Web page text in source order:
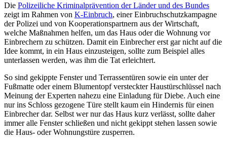
Die Polizeiliche Kriminalprävention der Länder und des Bundes
zeigt im Rahmen von K-Einbruch, einer Einbruchschutzkampagne
der Polizei und von Kooperationspartnern aus der Wirtschaft,
welche Maßnahmen helfen, um das Haus oder die Wohnung vor
Einbrechern zu schützen. Damit ein Einbrecher erst gar nicht auf die
Idee kommt, in ein Haus einzusteigen, sollte zum Beispiel alles
unterlassen werden, was ihm die Tat erleichtert.
So sind gekippte Fenster und Terrassentüren sowie ein unter der
Fußmatte oder einem Blumentopf versteckter Haustürschlüssel nach
Meinung der Experten nahezu eine Einladung für Diebe. Auch eine
nur ins Schloss gezogene Türe stellt kaum ein Hindernis für einen
Einbrecher dar. Selbst wer nur das Haus kurz verlässt, sollte daher
immer alle Fenster schließen und nicht gekippt stehen lassen sowie
die Haus- oder Wohnungstüre zusperren.